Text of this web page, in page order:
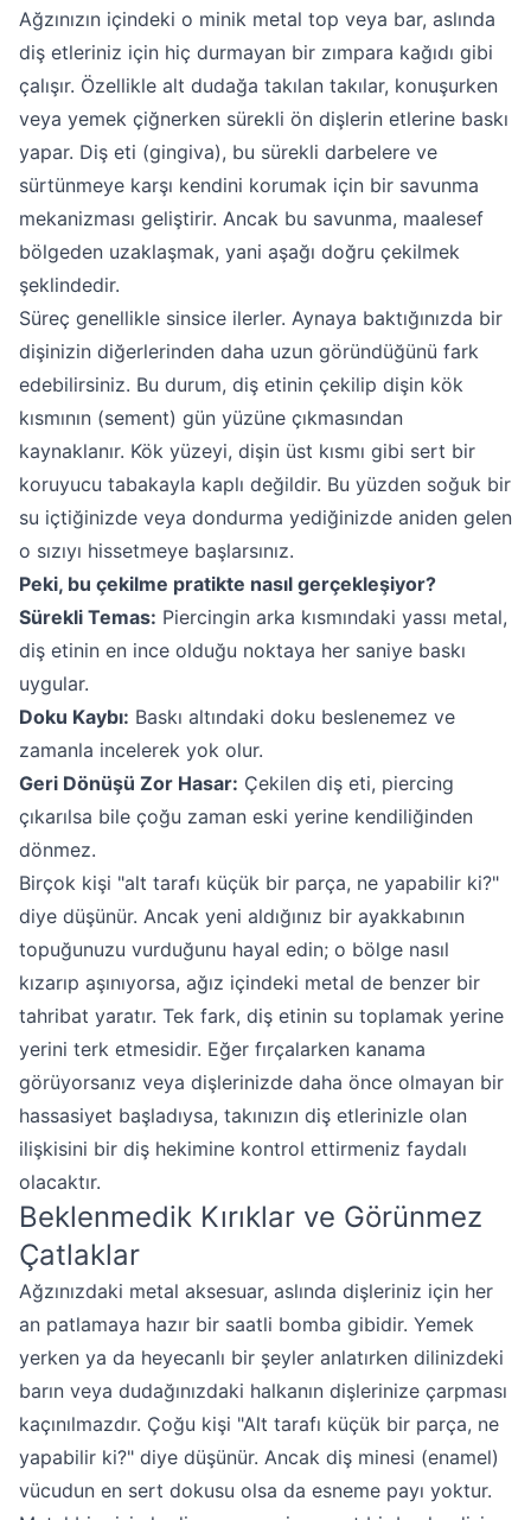
Ağzınızın içindeki o minik metal top veya bar, aslında
diş etleriniz için hiç durmayan bir zımpara kağıdı gibi
çalışır. Özellikle alt dudağa takılan takılar, konuşurken
veya yemek çiğnerken sürekli ön dişlerin etlerine baskı
yapar. Diş eti (gingiva), bu sürekli darbelere ve
sürtünmeye karşı kendini korumak için bir savunma
mekanizması geliştirir. Ancak bu savunma, maalesef
bölgeden uzaklaşmak, yani aşağı doğru çekilmek
şeklindedir.
Süreç genellikle sinsice ilerler. Aynaya baktığınızda bir
dişinizin diğerlerinden daha uzun göründüğünü fark
edebilirsiniz. Bu durum, diş etinin çekilip dişin kök
kısmının (sement) gün yüzüne çıkmasından
kaynaklanır. Kök yüzeyi, dişin üst kısmı gibi sert bir
koruyucu tabakayla kaplı değildir. Bu yüzden soğuk bir
su içtiğinizde veya dondurma yediğinizde aniden gelen
o sızıyı hissetmeye başlarsınız.
Peki, bu çekilme pratikte nasıl gerçekleşiyor?
Sürekli Temas: Piercingin arka kısmındaki yassı metal,
diş etinin en ince olduğu noktaya her saniye baskı
uygular.
Doku Kaybı: Baskı altındaki doku beslenemez ve
zamanla incelerek yok olur.
Geri Dönüşü Zor Hasar: Çekilen diş eti, piercing
çıkarılsa bile çoğu zaman eski yerine kendiliğinden
dönmez.
Birçok kişi "alt tarafı küçük bir parça, ne yapabilir ki?"
diye düşünür. Ancak yeni aldığınız bir ayakkabının
topuğunuzu vurduğunu hayal edin; o bölge nasıl
kızarıp aşınıyorsa, ağız içindeki metal de benzer bir
tahribat yaratır. Tek fark, diş etinin su toplamak yerine
yerini terk etmesidir. Eğer fırçalarken kanama
görüyorsanız veya dişlerinizde daha önce olmayan bir
hassasiyet başladıysa, takınızın diş etlerinizle olan
ilişkisini bir diş hekimine kontrol ettirmeniz faydalı
olacaktır.
Beklenmedik Kırıklar ve Görünmez
Çatlaklar
Ağzınızdaki metal aksesuar, aslında dişleriniz için her
an patlamaya hazır bir saatli bomba gibidir. Yemek
yerken ya da heyecanlı bir şeyler anlatırken dilinizdeki
barın veya dudağınızdaki halkanın dişlerinize çarpması
kaçınılmazdır. Çoğu kişi "Alt tarafı küçük bir parça, ne
yapabilir ki?" diye düşünür. Ancak diş minesi (enamel)
vücudun en sert dokusu olsa da esneme payı yoktur.